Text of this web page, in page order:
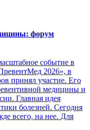
форум
событие в
2026», в
принял участие. Его
медицины и
Главная идея
болезней. Сегодня
всего, на нее. Для